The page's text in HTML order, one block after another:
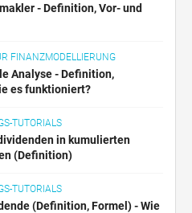
- Definition, Vor- und
FINANZMODELLIERUNG
Analyse - Definition,
es funktioniert?
TUTORIALS
in kumulierten
(Definition)
TUTORIALS
(Definition, Formel) - Wie